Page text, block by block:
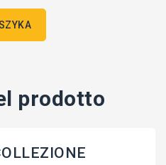
prodotto